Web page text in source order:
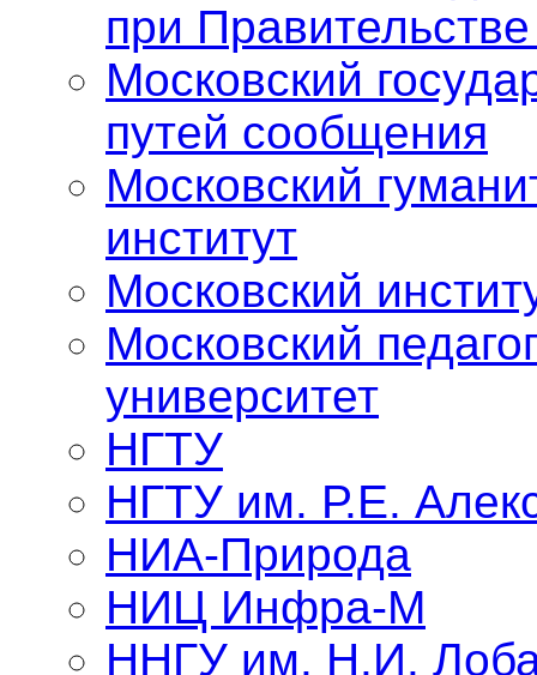
при
Московский
путей сообщения
Московский
институт
Московский
Московский
университет
НГТУ
НГТУ им. Р.Е.
НИА-Природа
НИЦ Инфра-М
ННГУ им. Н.И.